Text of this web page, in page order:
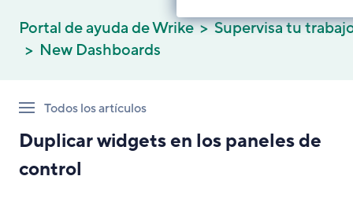
Portal de ayuda de Wrike
Supervisa tu
New Dashboards
Todos los artículos
Duplicar widgets en los paneles de
control